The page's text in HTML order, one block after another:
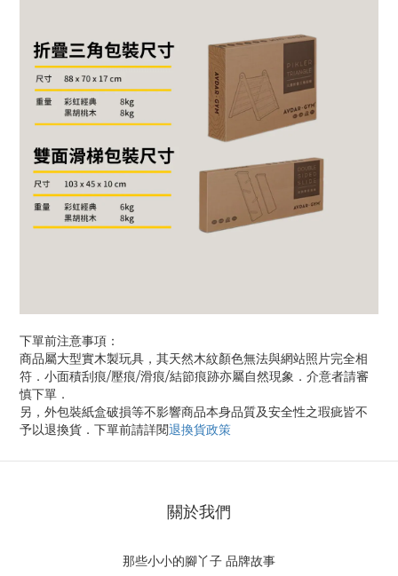
下單前注意事項：
商品屬大型實木製玩具，其天然木紋顏色無法與網站照片完全相
符．小面積刮痕/壓痕/滑痕/結節痕跡亦屬自然現象．介意者請審
慎下單．
另，外包裝紙盒破損等不影響商品本身品質及安全性之瑕疵皆不
予以退換貨．下單前請詳閱退換貨政策
關於我們
那些小小的腳丫子 品牌故事